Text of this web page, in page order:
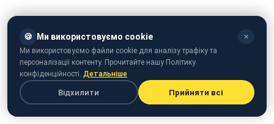
🍪 Ми використовуємо cookie ✕
Ми використовуємо файли cookie для аналізу трафіку та
персоналізації контенту. Прочитайте нашу Політику
конфіденційності. Детальніше
Відхилити Прийняти всі